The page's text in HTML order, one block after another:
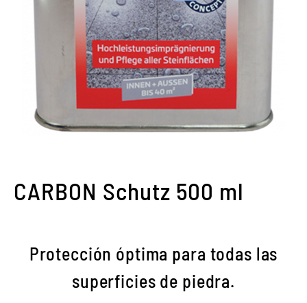
CARBON Schutz 500 ml
Protección óptima para todas las
superficies de piedra.